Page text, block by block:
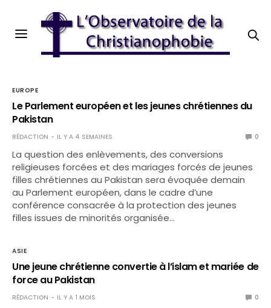
EUROPE
Le Parlement européen et les jeunes chrétiennes du
Pakistan
RÉDACTION IL Y A 4 SEMAINES 0
La question des enlèvements, des conversions
religieuses forcées et des mariages forcés de jeunes
filles chrétiennes au Pakistan sera évoquée demain
au Parlement européen, dans le cadre d’une
conférence consacrée à la protection des jeunes
filles issues de minorités organisée…
ASIE
Une jeune chrétienne convertie à l’islam et mariée de
force au Pakistan
RÉDACTION IL Y A 1 MOIS 0